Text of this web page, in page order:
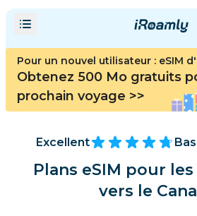
Pour un nouvel utilisateur : eSIM
Obtenez 500 Mo gratuits
prochain voyage >>
Excellent
Plans eSIM pour
vers le